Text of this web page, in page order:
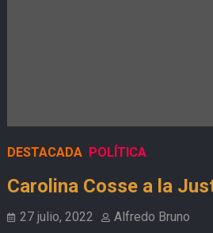
DESTACADA POLÍTICA
Carolina Cosse a la
27 julio, 2022 Alfredo Bruno